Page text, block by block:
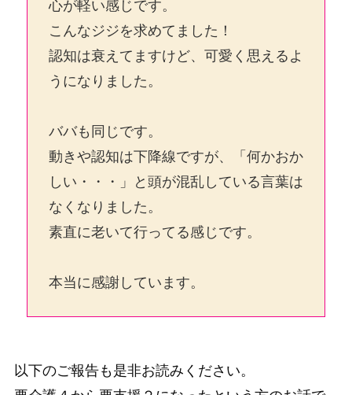
心が軽い感じです。
こんなジジを求めてました！
認知は衰えてますけど、可愛く思えるよ
うになりました。
ババも同じです。
動きや認知は下降線ですが、「何かおか
しい・・・」と頭が混乱している言葉は
なくなりました。
素直に老いて行ってる感じです。
本当に感謝しています。
以下のご報告も是非お読みください。